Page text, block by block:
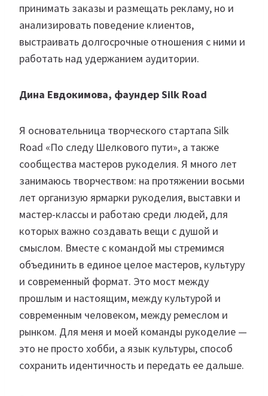
принимать заказы и размещать рекламу, но и
анализировать поведение клиентов,
выстраивать долгосрочные отношения с ними и
работать над удержанием аудитории.
Дина Евдокимова, фаундер Silk Road
Я основательница творческого стартапа Silk
Road «По следу Шелкового пути», а также
сообщества мастеров рукоделия. Я много лет
занимаюсь творчеством: на протяжении восьми
лет организую ярмарки рукоделия, выставки и
мастер-классы и работаю среди людей, для
которых важно создавать вещи с душой и
смыслом. Вместе с командой мы стремимся
объединить в единое целое мастеров, культуру
и современный формат. Это мост между
прошлым и настоящим, между культурой и
современным человеком, между ремеслом и
рынком. Для меня и моей команды рукоделие —
это не просто хобби, а язык культуры, способ
сохранить идентичность и передать ее дальше.